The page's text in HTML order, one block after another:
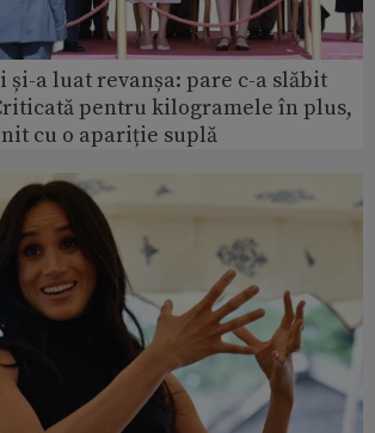
și-a luat revanșa: pare c-a slăbit
pentru kilogramele în plus,
cu o apariție suplă